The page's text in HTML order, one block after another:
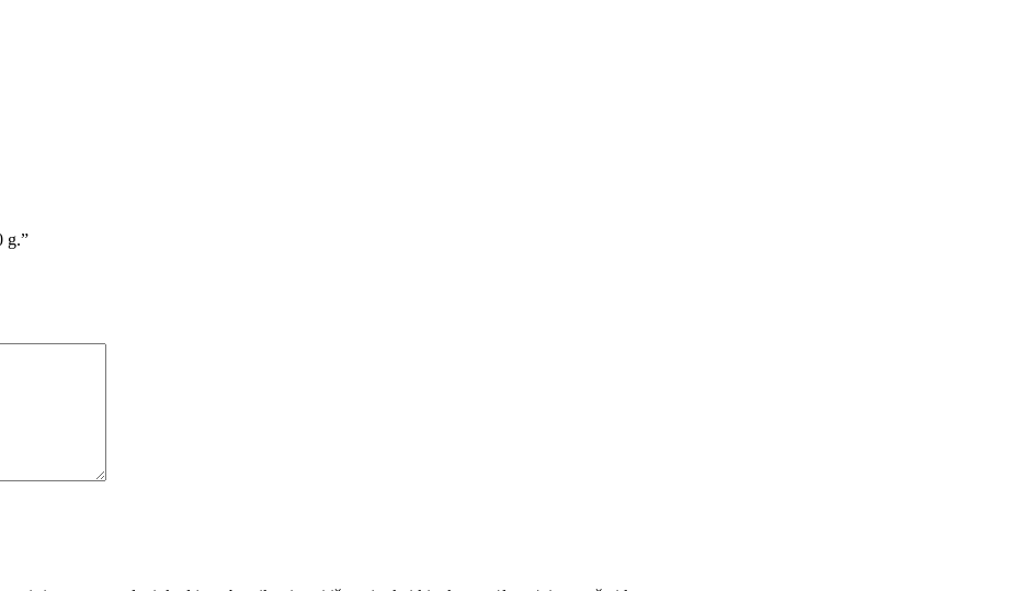
g.”